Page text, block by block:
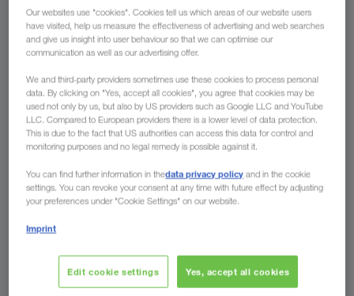
De
Luxembourg
Vers
Our websites use "cookies". Cookies tell us which areas of our website users
have visited, help us measure the effectiveness of advertising and web searches
and give us insight into user behaviour so that we can optimise our
communication as well as our advertising offer.
We and third-party providers sometimes use these cookies to process personal
data. By clicking on "Yes, accept all cookies", you agree that cookies may be
used not only by us, but also by US providers such as Google LLC and YouTube
LLC. Compared to European providers there is a lower level of data protection.
This is due to the fact that US authorities can access this data for control and
monitoring purposes and no legal remedy is possible against it.
You can find further information in thedata privacy policy and in the cookie
settings. You can revoke your consent at any time with future effect by adjusting
your preferences under "Cookie Settings" on our website.
Imprint
Edit cookie settings Yes, accept all cookies